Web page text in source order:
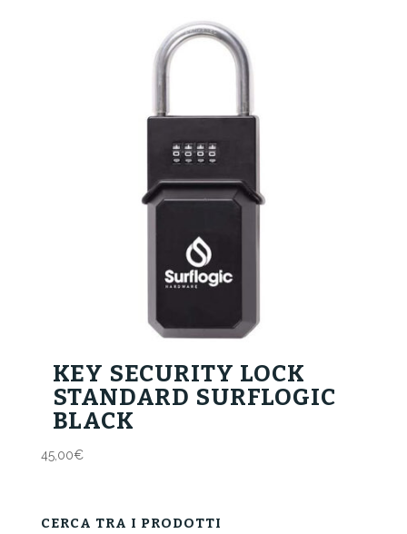
34,00€.
KEY SECURITY LOCK
STANDARD SURFLOGIC
BLACK
45,00€
CERCA TRA I PRODOTTI